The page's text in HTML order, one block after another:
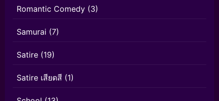
Romantic Comedy (3)
Samurai (7)
Satire (19)
Satire เสียดสี (1)